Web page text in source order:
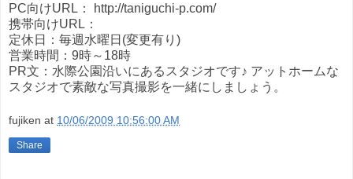
PC向けURL： http://taniguchi-p.com/
携帯向けURL：
定休日：毎週水曜日(変更有り)
営業時間：9時～18時
PR文：水際公園沿いにあるスタジオです♪ アットホームな
スタジオで素敵な写真撮影を一緒にしましょう。
fujiken at 10/06/2009 10:56:00 AM
Share